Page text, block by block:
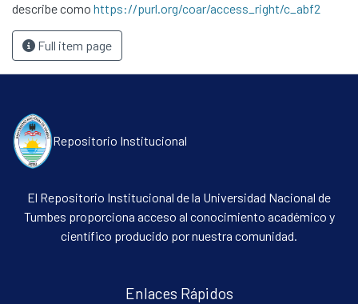
describe como https://purl.org/coar/access_right/c_abf2
Full item page
Repositorio Institucional
El Repositorio Institucional de la Universidad Nacional de
Tumbes proporciona acceso al conocimiento académico y
científico producido por nuestra comunidad.
Enlaces Rápidos